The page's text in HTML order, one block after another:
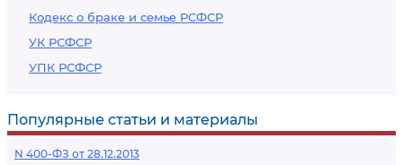
Кодекс о браке и семье РСФСР
УК РСФСР
УПК РСФСР
Популярные статьи и материалы
N 400-ФЗ от 28.12.2013